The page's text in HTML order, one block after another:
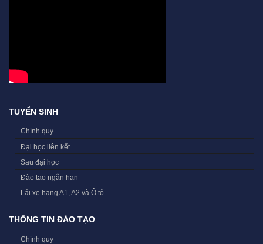
TUYỂN SINH
Chính quy
Đại học liên kết
Sau đại học
Đào tạo ngắn hạn
Lái xe hạng A1, A2 và Ô tô
THÔNG TIN ĐÀO TẠO
Chính quy